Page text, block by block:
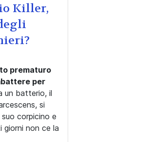
Killer,
prematuro
per
un batterio, il
si
suo corpicino e
giorni non ce la